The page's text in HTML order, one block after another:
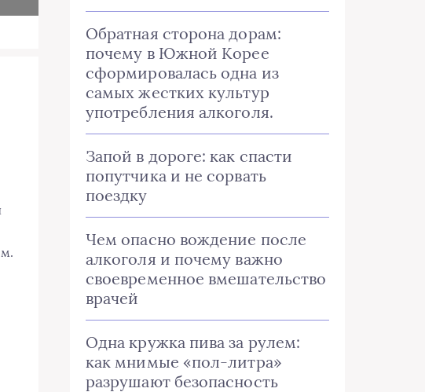
Обратная сторона дорам:
почему в Южной Корее
сформировалась одна из
самых жестких культур
употребления алкоголя.
Запой в дороге: как спасти
попутчика и не сорвать
поездку
Чем опасно вождение после
алкоголя и почему важно
своевременное вмешательство
врачей
Одна кружка пива за рулем:
как мнимые «пол-литра»
разрушают безопасность